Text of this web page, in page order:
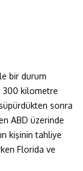
bir durum
300 kilometre
sonra
ABD üzerinde
kişinin tahliye
Florida ve